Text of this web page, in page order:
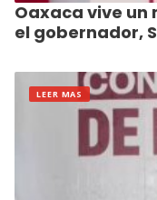
Oaxaca vive
el gobernador,
LEER MAS